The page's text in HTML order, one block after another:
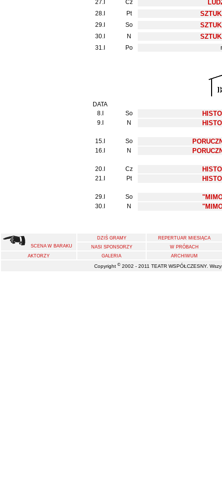
27.I Cz
28.I Pt
29.I So
30.I N
31.I Po
DATA
8.I
So
9.I N
15.I So
16.I N
20.I Cz
21.I Pt
29.I So
30.I N
SCENA W BARAKU
DZIŚ GRAMY
REPERTUAR MIESIĄCA
NASI SPONSORZY
W PRÓBACH
AKTORZY
GALERIA ARCHIWUM
Copyright ©2002 - 2011 TEATR WSPÓŁCZESNY.